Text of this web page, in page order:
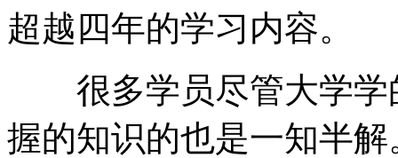
超越四年的学习内容。
很多学员尽管大学学
握的知识的也是一知半